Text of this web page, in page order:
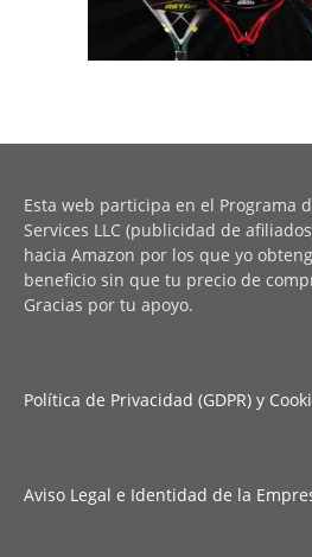
Esta web participa en el Programa
Services LLC (publicidad de
hacia Amazon por los que yo
beneficio sin que tu precio de
Gracias por tu apoyo.
Política de Privacidad (GDPR) y
Aviso Legal e Identidad de la